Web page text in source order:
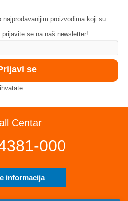
najprodavanijim proizvodima koji su
se na naš newsletter!
Centar
000
informacija